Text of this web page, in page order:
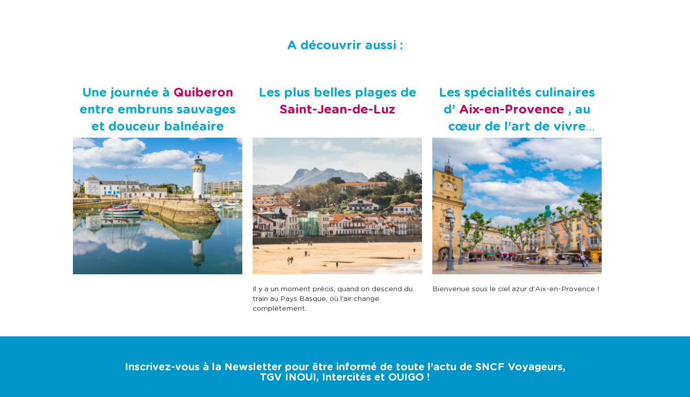
A découvrir aussi :
Une journée à Quiberon
entre embruns sauvages
et douceur balnéaire
Les plus belles plages de
Saint-Jean-de-Luz
Il y a un moment précis, quand on descend du
train au Pays Basque, où l'air change
complètement.
Les spécialités culinaires
d’ Aix-en-Provence , au
cœur de l’art de vivre
provençal !
Bienvenue sous le ciel azur d'Aix-en-Provence !
Inscrivez-vous à la Newsletter pour être informé de toute l’actu de SNCF Voyageurs,
TGV INOUI, Intercités et OUIGO !